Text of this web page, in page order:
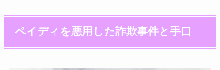
ペイディを悪用した詐欺事件と手口